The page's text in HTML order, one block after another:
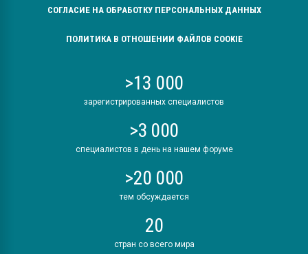
СОГЛАСИЕ НА ОБРАБОТКУ ПЕРСОНАЛЬНЫХ ДАННЫХ
ПОЛИТИКА В ОТНОШЕНИИ ФАЙЛОВ COOKIE
>13 000
зарегистрированных специалистов
>3 000
специалистов в день на нашем форуме
>20 000
тем обсуждается
20
стран со всего мира